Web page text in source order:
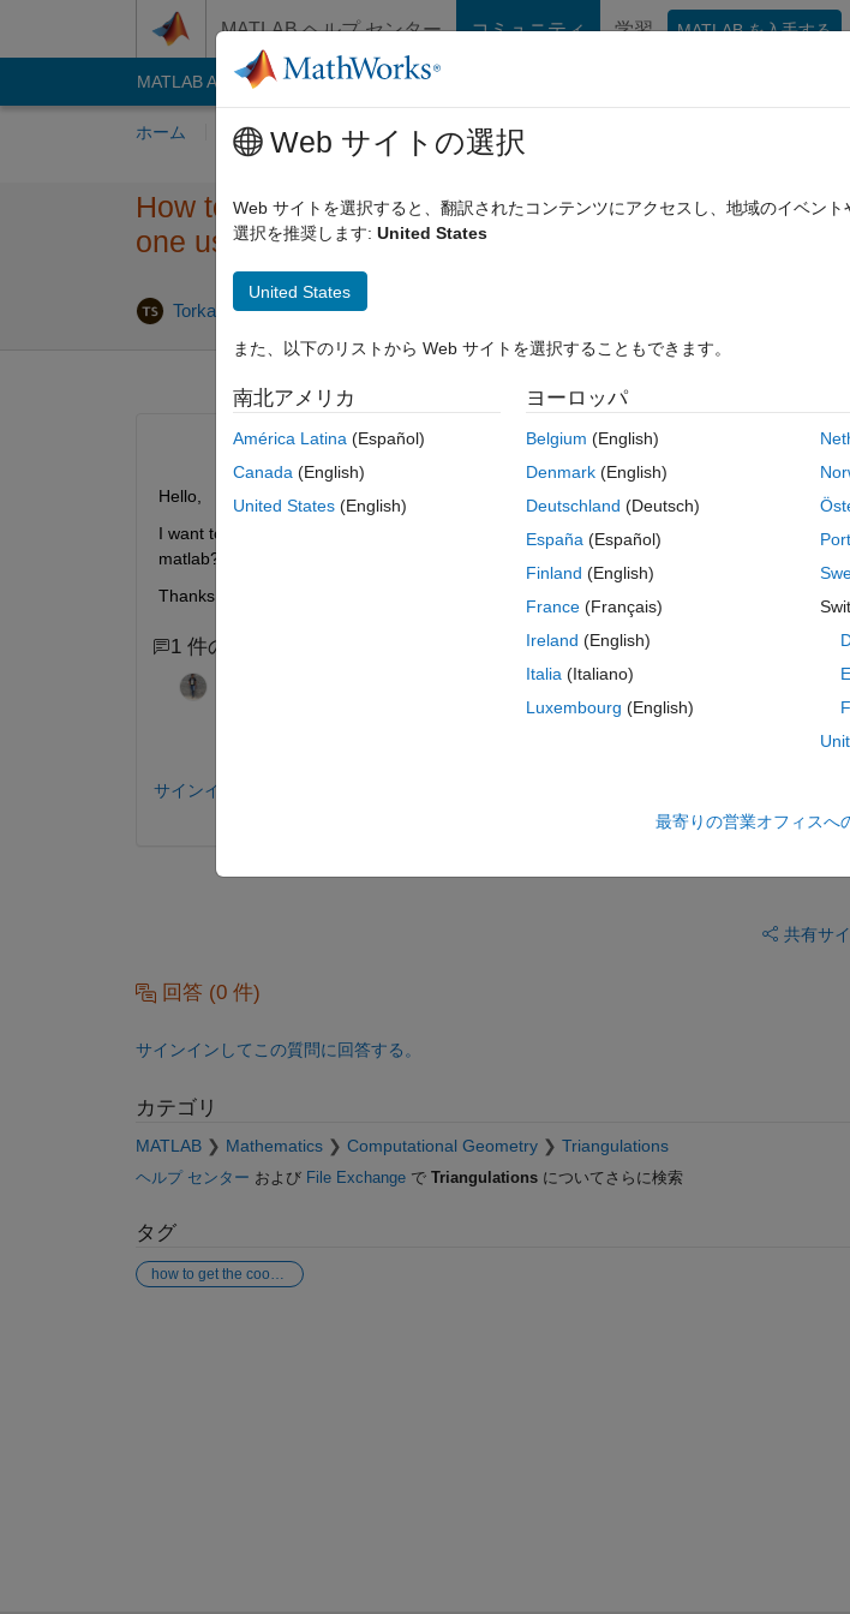
MATLAB ヘルプ センター コミュニティ 学習 MATLAB を入手する
MATLAB Answers File Exchange
ホーム 質問する 回答 閲覧 MATLAB に関する FAQ
How to get the coordinates of the global nodes
one using trimesh and delaunay function
Torkan 2018 8 月 11 0 回答
Hello,
I want to get the coordinates of the global nodes without writing them one by one using
matlab? How can I do that?
Thanks
1 件のコメント
サインインしてコメントする。
共有サ
回答 (0 件)
サインインしてこの質問に回答する。
カテゴリ
MATLAB Mathematics Computational Geometry Triangulations
ヘルプ センター および File Exchangeで Triangulationsについてさらに検索
タグ
Web サイトの選択
Web サイトを選択すると、翻訳されたコンテンツにアクセスし、地域のイベン
選択を推奨します: United States
United States
また、以下のリストから Web サイトを選択することもできます。
南北アメリカ
América Latina (Español)
Canada (English)
United States (English)
ヨーロッパ
Belgium (English)
Denmark (English)
Deutschland (Deutsch)
España (Español)
Finland (English)
France (Français)
Ireland (English)
Italia (Italiano)
Luxembourg (English)
最寄りの営業オフィスへ